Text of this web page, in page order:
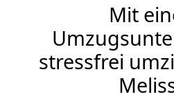
Mit
stressfrei